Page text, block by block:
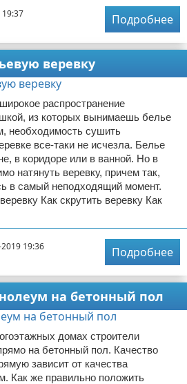
Подробнее
веревку
распространение
из которых вынимаешь белье
необходимость сушить
все-таки не исчезла. Белье
в коридоре или в ванной. Но в
натянуть веревку, причем так,
в самый неподходящий момент.
Как скрутить веревку Как
19:36
Подробнее
на бетонный пол
домах строители
на бетонный пол. Качество
зависит от качества
Как же правильно положить